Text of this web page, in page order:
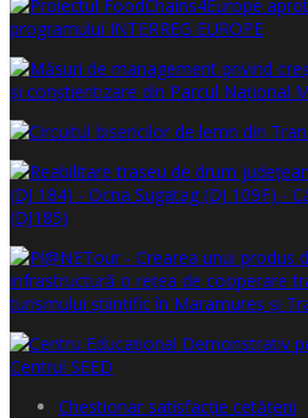
Chestionar satisfacţie cetăţeni